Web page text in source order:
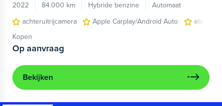
2022
84.000 km Hybride benzine
Automaat
achteruitrijcamera
Apple Carplay/Android Auto
Kopen
Op aanvraag
Bekijken